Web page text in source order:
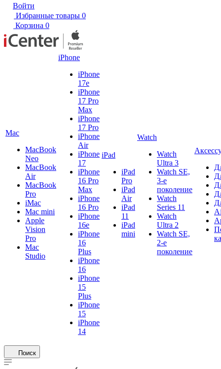
Войти
Избранные товары 0
Корзина 0
Mac
MacBook
Neo
MacBook
Air
MacBook
Pro
iMac
Mac mini
Apple
Vision
Pro
Mac
Studio
iPhone
iPhone
17e
iPhone
17 Pro
Max
iPhone
17 Pro
iPhone
Air
iPhone
17
iPhone
16 Pro
Max
iPhone
16 Pro
iPhone
16e
iPhone
16
Plus
iPhone
16
iPhone
15
Plus
iPhone
15
iPhone
14
iPad
iPad
Pro
iPad
Air
iPad
11
iPad
mini
Watch
Watch
Ultra 3
Watch SE,
3-е
поколение
Watch
Series 11
Watch
Ultra 2
Watch SE,
2-е
поколение
Поиск